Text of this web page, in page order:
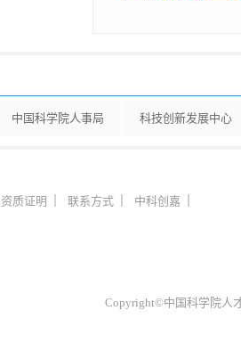
中国科学院人事局 科技创新发展中心
资质证明 联系方式
中科创嘉
Copyright©中国科学院人